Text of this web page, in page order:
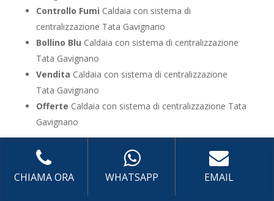
Controllo Fumi Caldaia con sistema di
centralizzazione Tata Gavignano
Bollino Blu Caldaia con sistema di centralizzazione
Tata Gavignano
Vendita Caldaia con sistema di centralizzazione
Tata Gavignano
Offerte Caldaia con sistema di centralizzazione Tata
Gavignano
UTILIZZA IL FORM PER RICHIEDERE ASSISTENZA PER
LA TUA CALDAIA
CHIAMA ORA WHATSAPP EMAIL